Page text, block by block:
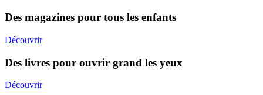
Des magazines pour tous les enfants
Découvrir
Des livres pour ouvrir grand les yeux
Découvrir